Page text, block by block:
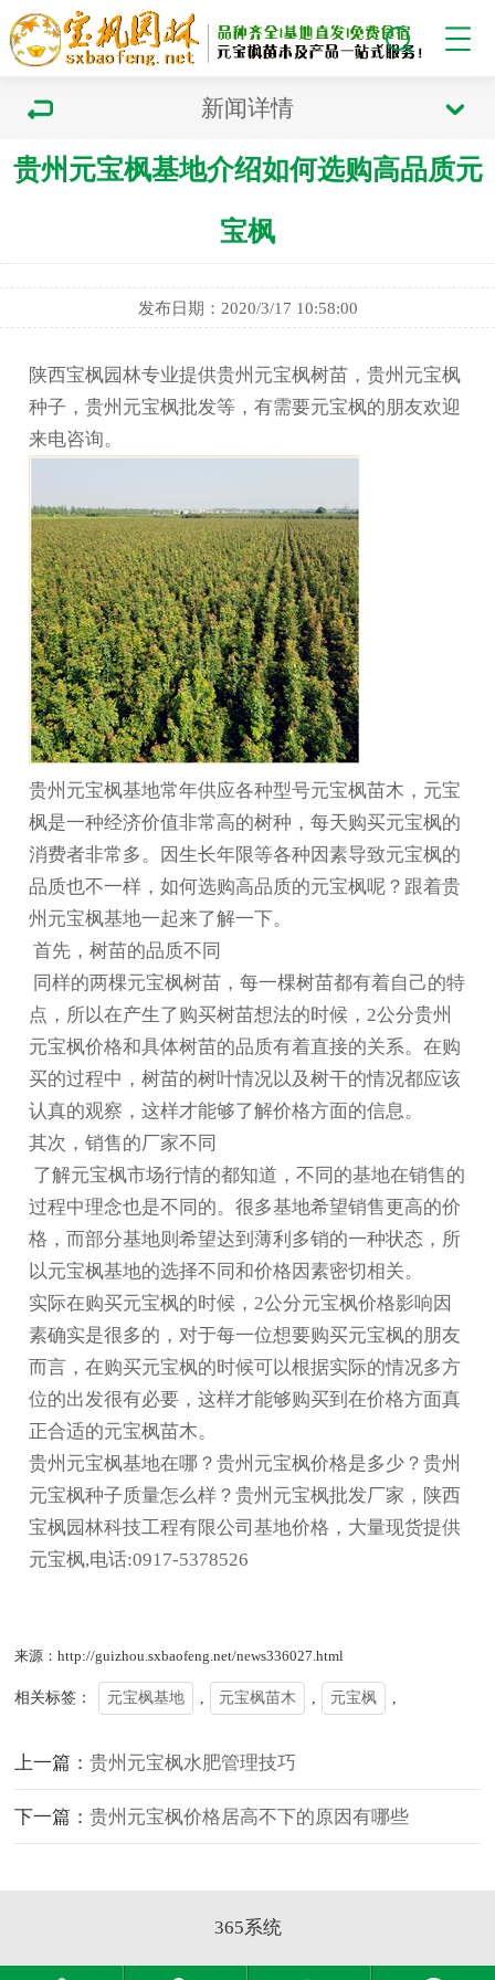
新闻详情
贵州元宝枫基地介绍如何选购高品质元
宝枫
发布日期：2020/3/17 10:58:00
陕西宝枫园林专业提供贵州元宝枫树苗，贵州元宝枫
种子，贵州元宝枫批发等，有需要元宝枫的朋友欢迎
来电咨询。
贵州元宝枫基地常年供应各种型号元宝枫苗木，元宝
枫是一种经济价值非常高的树种，每天购买元宝枫的
消费者非常多。因生长年限等各种因素导致元宝枫的
品质也不一样，如何选购高品质的元宝枫呢？跟着贵
州元宝枫基地一起来了解一下。
首先，树苗的品质不同
同样的两棵元宝枫树苗，每一棵树苗都有着自己的特
点，所以在产生了购买树苗想法的时候，2公分贵州
元宝枫价格和具体树苗的品质有着直接的关系。在购
买的过程中，树苗的树叶情况以及树干的情况都应该
认真的观察，这样才能够了解价格方面的信息。
其次，销售的厂家不同
了解元宝枫市场行情的都知道，不同的基地在销售的
过程中理念也是不同的。很多基地希望销售更高的价
格，而部分基地则希望达到薄利多销的一种状态，所
以元宝枫基地的选择不同和价格因素密切相关。
实际在购买元宝枫的时候，2公分元宝枫价格影响因
素确实是很多的，对于每一位想要购买元宝枫的朋友
而言，在购买元宝枫的时候可以根据实际的情况多方
位的出发很有必要，这样才能够购买到在价格方面真
正合适的元宝枫苗木。
贵州元宝枫基地在哪？贵州元宝枫价格是多少？贵州
元宝枫种子质量怎么样？贵州元宝枫批发厂家，陕西
宝枫园林科技工程有限公司基地价格，大量现货提供
元宝枫,电话:0917-5378526
来源：http://guizhou.sxbaofeng.net/news336027.html
相关标签： 元宝枫基地 元宝枫苗木 元宝枫
上一篇：贵州元宝枫水肥管理技巧
下一篇：贵州元宝枫价格居高不下的原因有哪些
365系统